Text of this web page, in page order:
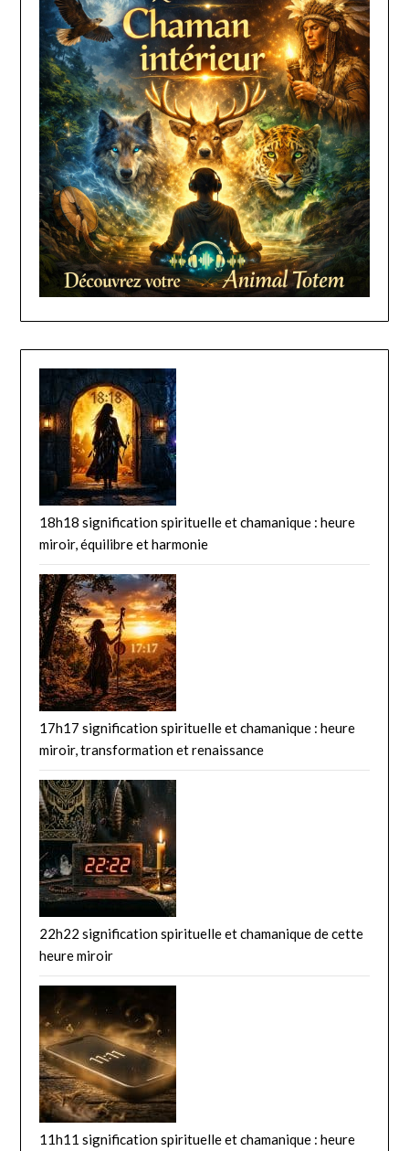
18h18 signification spirituelle et chamanique : heure
miroir, équilibre et harmonie
17h17 signification spirituelle et chamanique : heure
miroir, transformation et renaissance
22h22 signification spirituelle et chamanique de cette
heure miroir
11h11 signification spirituelle et chamanique : heure